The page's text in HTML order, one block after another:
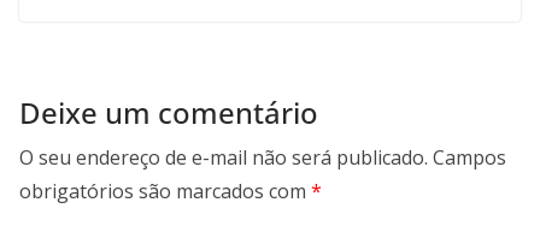
Deixe um comentário
O seu endereço de e-mail não será publicado. Campos
obrigatórios são marcados com *